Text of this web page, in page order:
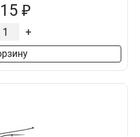
₽
+